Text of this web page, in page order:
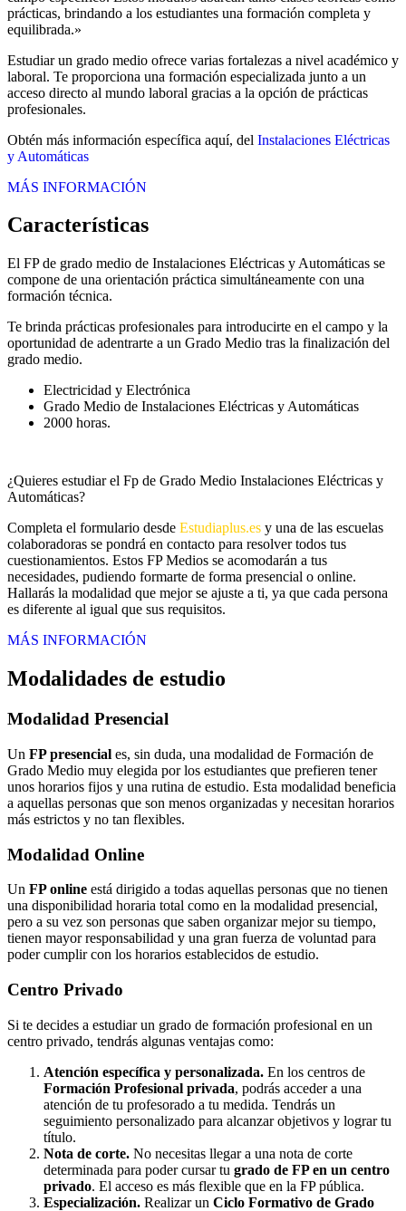
prácticas, brindando a los estudiantes una formación completa y
equilibrada.»
Estudiar un grado medio ofrece varias fortalezas a nivel académico y
laboral. Te proporciona una formación especializada junto a un
acceso directo al mundo laboral gracias a la opción de prácticas
profesionales.
Obtén más información específica aquí, del Instalaciones Eléctricas
y Automáticas
MÁS INFORMACIÓN
Características
El FP de grado medio de Instalaciones Eléctricas y Automáticas se
compone de una orientación práctica simultáneamente con una
formación técnica.
Te brinda prácticas profesionales para introducirte en el campo y la
oportunidad de adentrarte a un Grado Medio tras la finalización del
grado medio.
Electricidad y Electrónica
Grado Medio de Instalaciones Eléctricas y Automáticas
2000 horas.
¿Quieres estudiar el Fp de Grado Medio Instalaciones Eléctricas y
Automáticas?
Completa el formulario desde Estudiaplus.es y una de las escuelas
colaboradoras se pondrá en contacto para resolver todos tus
cuestionamientos. Estos FP Medios se acomodarán a tus
necesidades, pudiendo formarte de forma presencial o online.
Hallarás la modalidad que mejor se ajuste a ti, ya que cada persona
es diferente al igual que sus requisitos.
MÁS INFORMACIÓN
Modalidades de estudio
Modalidad Presencial
Un FP presencial es, sin duda, una modalidad de Formación de
Grado Medio muy elegida por los estudiantes que prefieren tener
unos horarios fijos y una rutina de estudio. Esta modalidad beneficia
a aquellas personas que son menos organizadas y necesitan horarios
más estrictos y no tan flexibles.
Modalidad Online
Un FP online está dirigido a todas aquellas personas que no tienen
una disponibilidad horaria total como en la modalidad presencial,
pero a su vez son personas que saben organizar mejor su tiempo,
tienen mayor responsabilidad y una gran fuerza de voluntad para
poder cumplir con los horarios establecidos de estudio.
Centro Privado
Si te decides a estudiar un grado de formación profesional en un
centro privado, tendrás algunas ventajas como:
Atención específica y personalizada. En los centros de
Formación Profesional privada, podrás acceder a una
atención de tu profesorado a tu medida. Tendrás un
seguimiento personalizado para alcanzar objetivos y lograr tu
título.
Nota de corte. No necesitas llegar a una nota de corte
determinada para poder cursar tu grado de FP en un centro
privado. El acceso es más flexible que en la FP pública.
Especialización. Realizar un Ciclo Formativo de Grado